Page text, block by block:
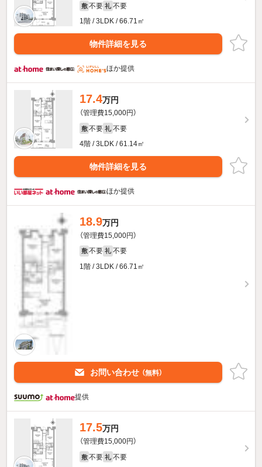
敷 不要 礼 不要
1階 / 3LDK / 66.71㎡
物件詳細を見る
ほか提供
17.4万円
（管理費15,000円）
敷 不要 礼 不要
4階 / 3LDK / 61.14㎡
物件詳細を見る
ほか提供
18.9万円
（管理費15,000円）
敷 不要 礼 不要
1階 / 3LDK / 66.71㎡
お問い合わせ （無料）
提供
17.5万円
（管理費15,000円）
敷 不要 礼 不要